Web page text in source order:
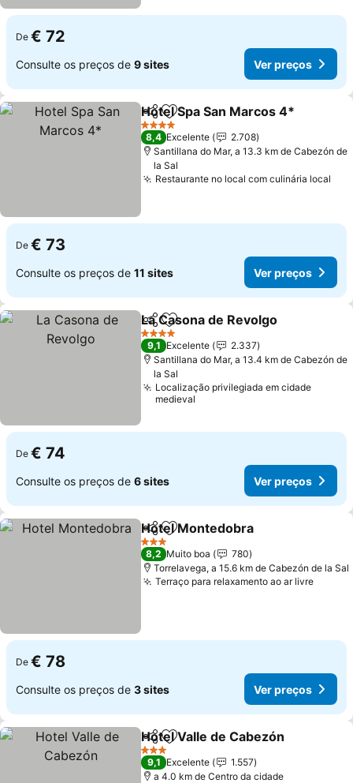
De € 72
Consulte os preços de 9 sites Ver preços
PartilharAdicionar aos favoritos
Hotel Spa San Marcos 4*
4 Estrelas
8,4 Excelente
2.708
Santillana do Mar, a 13.3 km de Cabezón de
la Sal
Restaurante no local com culinária local
De € 73
Consulte os preços de 11 sites Ver preços
PartilharAdicionar aos favoritos
La Casona de Revolgo
4 Estrelas
9,1 Excelente
2.337
Santillana do Mar, a 13.4 km de Cabezón de
la Sal
Localização privilegiada em cidade
medieval
De € 74
Consulte os preços de 6 sites Ver preços
PartilharAdicionar aos favoritos
Hotel Montedobra
3 Estrelas
8,2 Muito boa
780
Torrelavega, a 15.6 km de Cabezón de la Sal
Terraço para relaxamento ao ar livre
De € 78
Consulte os preços de 3 sites Ver preços
PartilharAdicionar aos favoritos
Hotel Valle de Cabezón
3 Estrelas
9,1 Excelente
1.557
a 4.0 km de Centro da cidade